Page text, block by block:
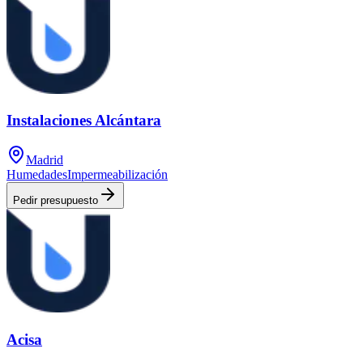
Instalaciones Alcántara
Madrid
HumedadesImpermeabilización
Pedir presupuesto
Acisa